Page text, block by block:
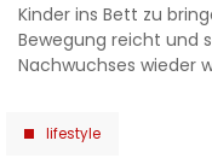
Kinder ins Bett zu
Bewegung reicht und
Nachwuchses wieder
lifestyle